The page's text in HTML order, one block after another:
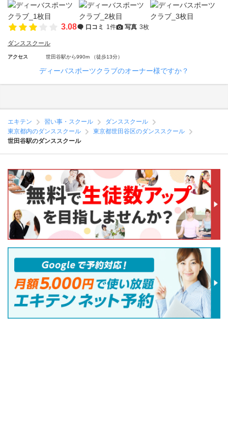
3.08 口コミ 1件 写真 3枚
ダンススクール
アクセス 世田谷駅から990m （徒歩13分）
ディーバスポーツクラブのオーナー様ですか？
エキテン 習い事・スクール
ダンススクール
東京都内のダンススクール
東京都世田谷区のダンススクール
世田谷駅のダンススクール